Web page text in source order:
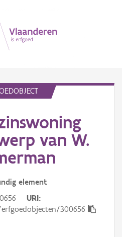
van W.
element
URI
300656